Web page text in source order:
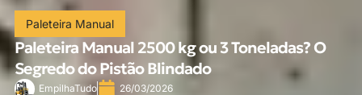
Paleteira Manual
Paleteira Manual 2500 kg ou 3 Toneladas? O
Segredo do Pistão Blindado
EmpilhaTudo 26/03/2026